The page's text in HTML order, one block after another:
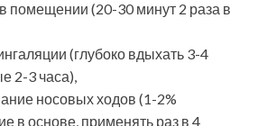
помещении (20-30 минут 2 раза в
(глубоко вдыхать 3-4
2-3 часа),
носовых ходов (1-2%
в основе, применять раз в 4